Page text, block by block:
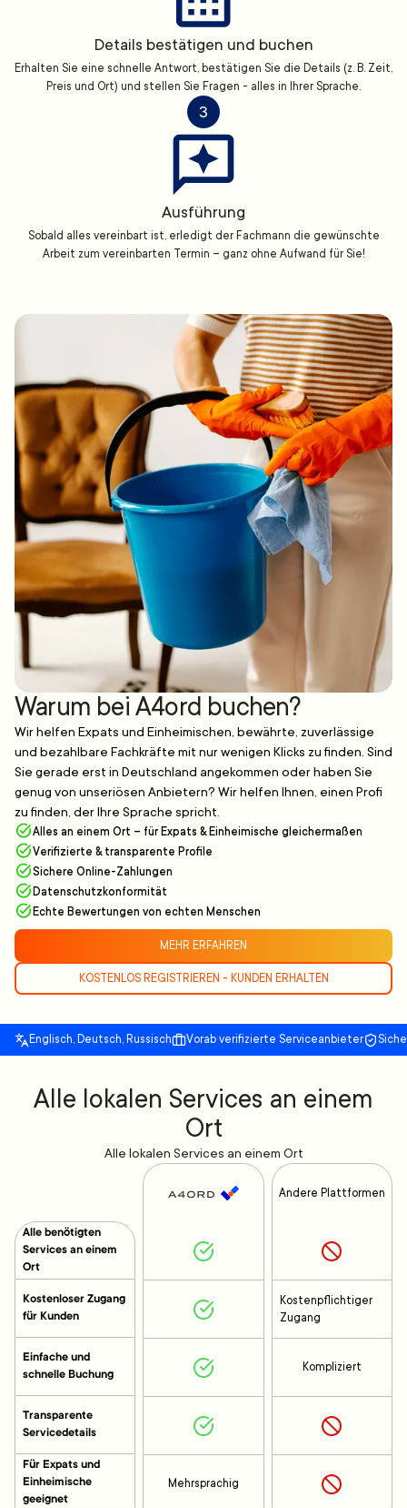
Details bestätigen und buchen
Erhalten Sie eine schnelle Antwort, bestätigen Sie die Details (z. B. Zeit,
Preis und Ort) und stellen Sie Fragen - alles in Ihrer Sprache.
3
Ausführung
Sobald alles vereinbart ist, erledigt der Fachmann die gewünschte
Arbeit zum vereinbarten Termin – ganz ohne Aufwand für Sie!
Warum bei A4ord buchen?
Wir helfen Expats und Einheimischen, bewährte, zuverlässige
und bezahlbare Fachkräfte mit nur wenigen Klicks zu finden. Sind
Sie gerade erst in Deutschland angekommen oder haben Sie
genug von unseriösen Anbietern? Wir helfen Ihnen, einen Profi
zu finden, der Ihre Sprache spricht.
Alles an einem Ort – für Expats & Einheimische gleichermaßen
Verifizierte & transparente Profile
Sichere Online-Zahlungen
Datenschutzkonformität
Echte Bewertungen von echten Menschen
MEHR ERFAHREN
KOSTENLOS REGISTRIEREN - KUNDEN ERHALTEN
Englisch, Deutsch, Russisch Vorab verifizierte Serviceanbieter
Alle lokalen Services an einem
Ort
Alle lokalen Services an einem Ort
Alle benötigten
Services an einem
Ort
Kostenloser Zugang
für Kunden
Einfache und
schnelle Buchung
Transparente
Servicedetails
Für Expats und
Einheimische
geeignet
Mehrsprachig
Andere Plattformen
Kostenpflichtiger
Zugang
Kompliziert